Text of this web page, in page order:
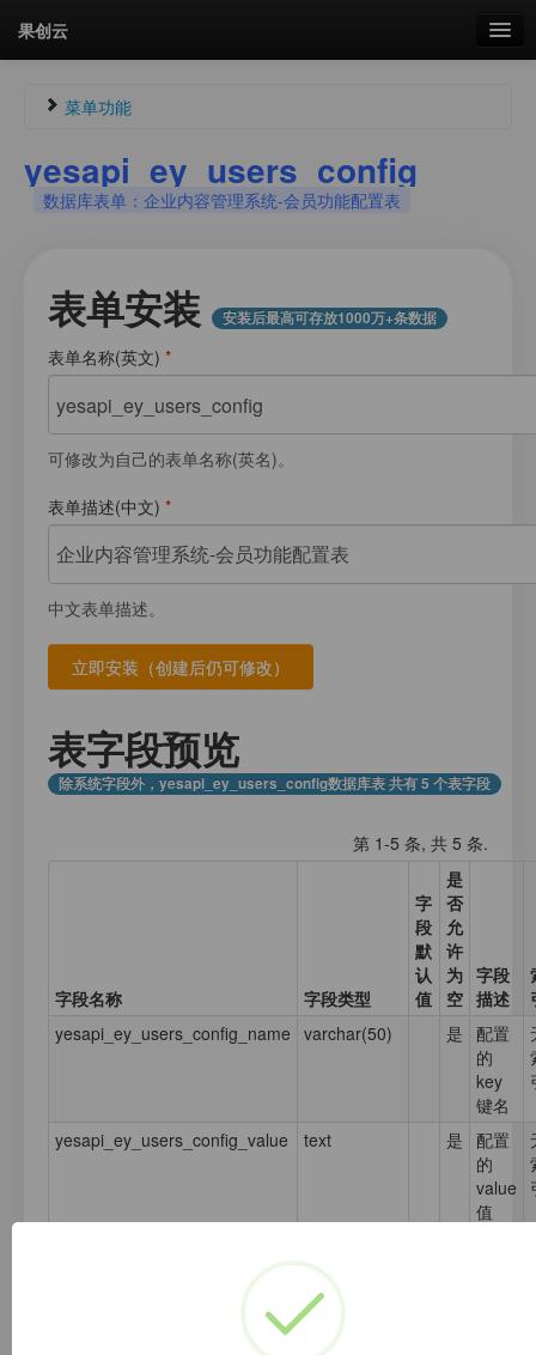
果创云
云存储
套餐 加流量
登录
接口测试
菜单功能
Guest704095454 未认证
统计更新于 18:13:32
菜单
图片文件素材库
会员管理
我的数据库
应用计数器
应用元数据
应用集合数据
业务日志
yesapi_ey_users_config
数据库表单：企业内容管理系统-会员功能配置表
表单安装 安装后最高可存放1000万+条数据
表单名称(英文) *
可修改为自己的表单名称(英名)。
表单描述(中文) *
中文表单描述。
表字段预览
除系统字段外，yesapi_ey_users_config数据库表 共有 5 个表字段
第 1-5 条, 共 5 条.
字段名称 字段类型
字
段
默
认
值
是
否
允
许
为
空
字段
描述
yesapi_ey_users_config_name varchar(50) 是 配置
的
key
键名
yesapi_ey_users_config_value text 是 配置
的
value
值
varchar(64)